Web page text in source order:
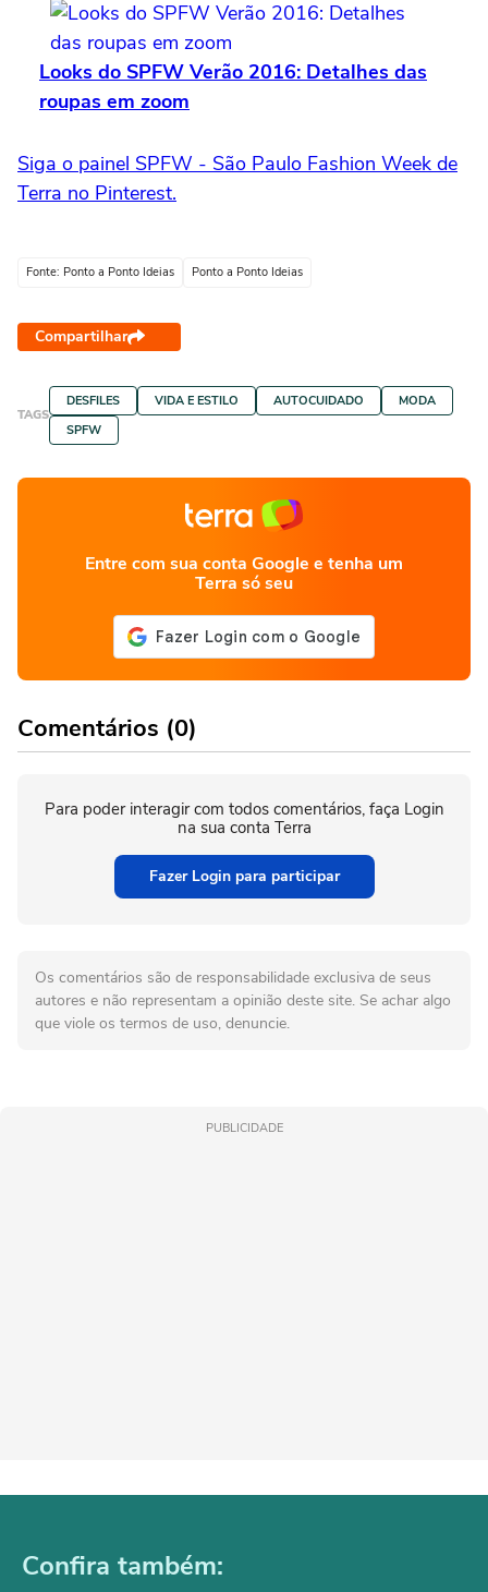
Looks do SPFW Verão 2016: Detalhes das
roupas em zoom
Siga o painel SPFW - São Paulo Fashion Week de
Terra no Pinterest.
Fonte: Ponto a Ponto Ideias Ponto a Ponto Ideias
Compartilhar
TAGS
DESFILES VIDA E ESTILO AUTOCUIDADO
MODA
SPFW
Entre com sua conta Google e tenha um
Terra só seu
Comentários (0)
Para poder interagir com todos comentários, faça Login
na sua conta Terra
Fazer Login para participar
Os comentários são de responsabilidade exclusiva de seus
autores e não representam a opinião deste site. Se achar algo
que viole os termos de uso, denuncie.
PUBLICIDADE
Confira também: